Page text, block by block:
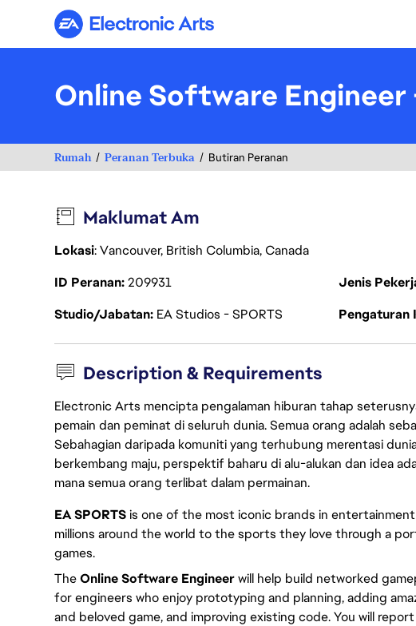
Electronic Arts
Online Software
Rumah Peranan Terbuka Butiran Peranan
Maklumat Am
Lokasi: Vancouver, British Columbia, Canada
ID Peranan209931 Jenis
Studio/Jabatan EA Studios - SPORTS Pengaturan
Description & Requirements
Electronic Arts mencipta pengalaman hiburan tahap
pemain dan peminat di seluruh dunia. Semua orang adalah
Sebahagian daripada komuniti yang terhubung merentasi
berkembang maju, perspektif baharu di alu-alukan dan idea
mana semua orang terlibat dalam permainan.
EA SPORTSis one of the most iconic brands in
millions around the world to the sports they love through a
games.
TheOnline Software Engineerwill help build networked
for engineers who enjoy prototyping and planning, adding
and beloved game, and improving existing code. You will